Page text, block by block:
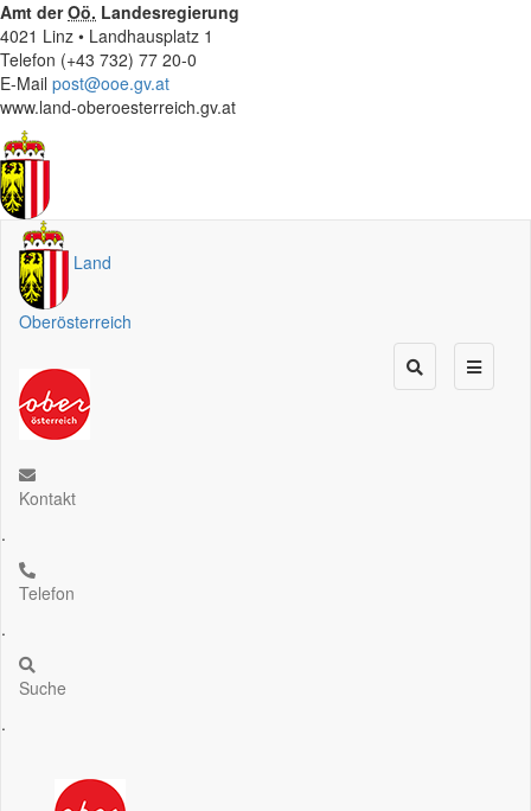
Amt derOö. Landesregierung
4021 Linz • Landhausplatz 1
Telefon (+43 732) 77 20-0
E-Mail post@ooe.gv.at
www.land-oberoesterreich.gv.at
Land
Oberösterreich
Kontakt
.
Telefon
.
Suche
.